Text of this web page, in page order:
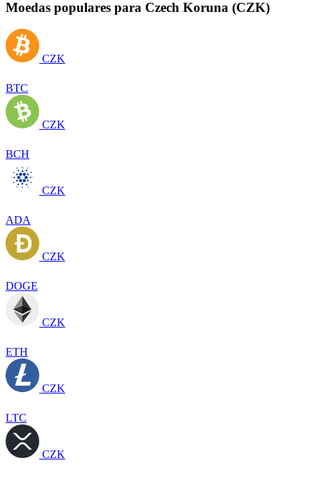
Moedas populares para Czech Koruna (CZK)
CZK
BTC
CZK
BCH
CZK
ADA
CZK
DOGE
CZK
ETH
CZK
LTC
CZK